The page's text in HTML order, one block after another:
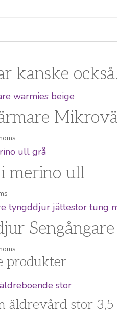
kanske
merino ull
Sengångare
produkter
äldrevård stor